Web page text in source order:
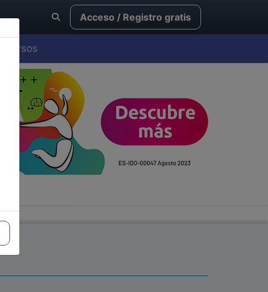
Acceso / Registro gratis
Cursos